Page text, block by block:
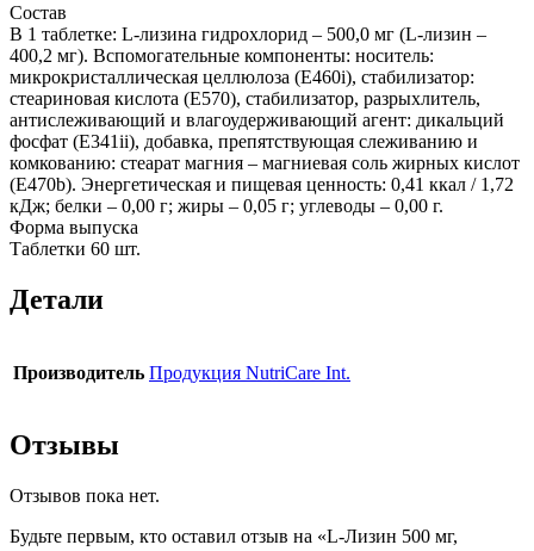
Состав
В 1 таблетке: L-лизина гидрохлорид – 500,0 мг (L-лизин –
400,2 мг). Вспомогательные компоненты: носитель:
микрокристаллическая целлюлоза (Е460i), стабилизатор:
стеариновая кислота (Е570), стабилизатор, разрыхлитель,
антислеживающий и влагоудерживающий агент: дикальций
фосфат (Е341ii), добавка, препятствующая слеживанию и
комкованию: стеарат магния – магниевая соль жирных кислот
(Е470b). Энергетическая и пищевая ценность: 0,41 ккал / 1,72
кДж; белки – 0,00 г; жиры – 0,05 г; углеводы – 0,00 г.
Форма выпуска
Таблетки 60 шт.
Детали
Производитель Продукция NutriCare Int.
Отзывы
Отзывов пока нет.
Будьте первым, кто оставил отзыв на «L-Лизин 500 мг,